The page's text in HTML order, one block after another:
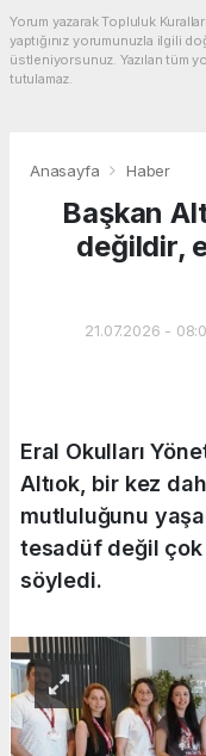
Yorum yazarak Topluluk
yaptığınız yorumunuzla ilgili
üstleniyorsunuz. Yazılan tüm
tutulamaz.
Anasayfa Haber
Başkan
değildir,
21.07.2026 -
Eral Okulları
Altıok, bir kez
mutluluğunu
tesadüf değil çok
söyledi.